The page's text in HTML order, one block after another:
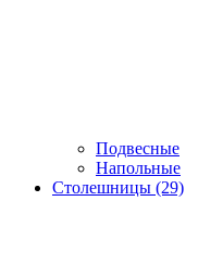
Подвесные
Напольные
Столешницы (29)